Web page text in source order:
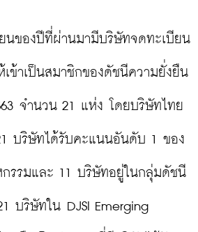
นของปีที่ผ่านมามีบริษัทจดทะเบียน
เข้าเป็นสมาชิกของดัชนีความยั่งยืน
จำนวน 21 แห่ง โดยบริษัทไทย
บริษัทได้รับคะแนนอันดับ 1 ของ
รรมและ 11 บริษัทอยู่ในกลุ่มดัชนี
บริษัทใน DJSI Emerging